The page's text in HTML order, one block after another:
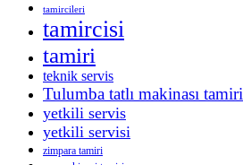
tamircileri
tamircisi
tamiri
teknik servis
Tulumba tatlı makinası tamiri
yetkili servis
yetkili servisi
zimpara tamiri